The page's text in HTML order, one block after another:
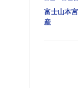
富士山本
産